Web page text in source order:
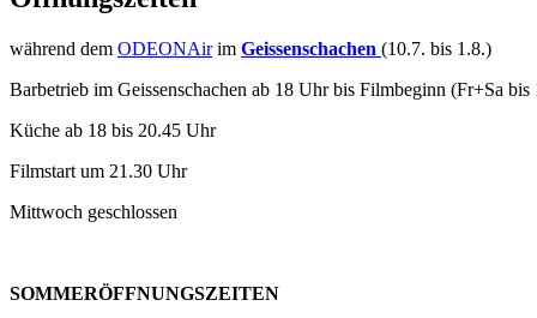
während dem ODEONAirim Geissenschachen (10.7. bis 1.8.)
Barbetrieb im Geissenschachen ab 18 Uhr bis Filmbeginn (Fr+Sa bis
Küche ab 18 bis 20.45 Uhr
Filmstart um 21.30 Uhr
Mittwoch geschlossen
SOMMERÖFFNUNGSZEITEN